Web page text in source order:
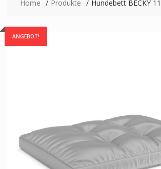
Home Produkte Hundebett BECKY
ANGEBOT!